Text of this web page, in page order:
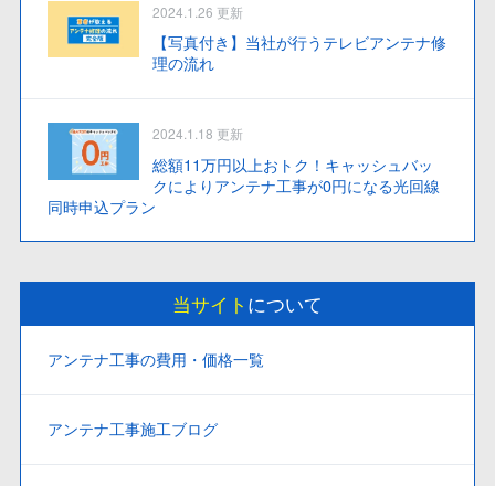
2024.1.26 更新
【写真付き】当社が行うテレビアンテナ修
理の流れ
2024.1.18 更新
総額11万円以上おトク！キャッシュバッ
クによりアンテナ工事が0円になる光回線
同時申込プラン
当サイト について
アンテナ工事の費用・価格一覧
アンテナ工事施工ブログ